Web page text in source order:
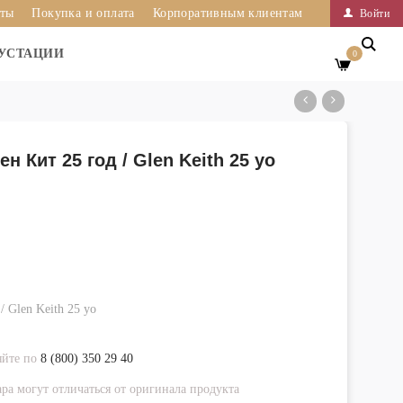
Войти
Покупка и оплата Корпоративным клиентам
0
Кит 25 год / Glen Keith 25 yo
Glen Keith 25 yo
по 8 (800) 350 29 40
могут отличаться от оригинала продукта